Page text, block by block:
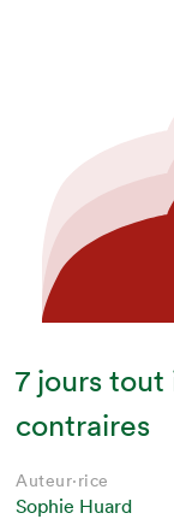
7 jours tout
contraires
Auteur·rice
Sophie Huard